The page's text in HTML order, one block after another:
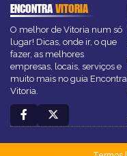
ENCONTRAVITORIA
O melhor de Vitoria num só
lugar! Dicas, onde ir, o que
fazer, as melhores
empresas, locais, serviços e
muito mais no guia Encontra
Vitoria.